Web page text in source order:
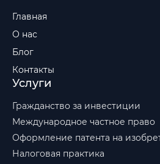
Главная
О нас
Блог
Контакты
Услуги
Гражданство за инвестиции
Международное частное право
Оформление патента на
Налоговая практика